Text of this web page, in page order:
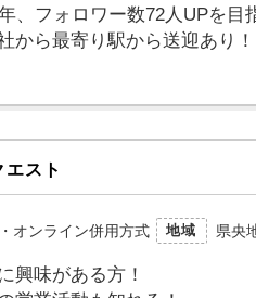
、フォロワー数72人UPを目
から最寄り駅から送迎あり！
スト
オンライン併用方式 地域 県央
興味がある方！